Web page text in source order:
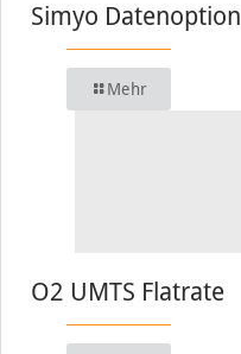
Simyo Datenoption
Mehr
O2 UMTS Flatrate